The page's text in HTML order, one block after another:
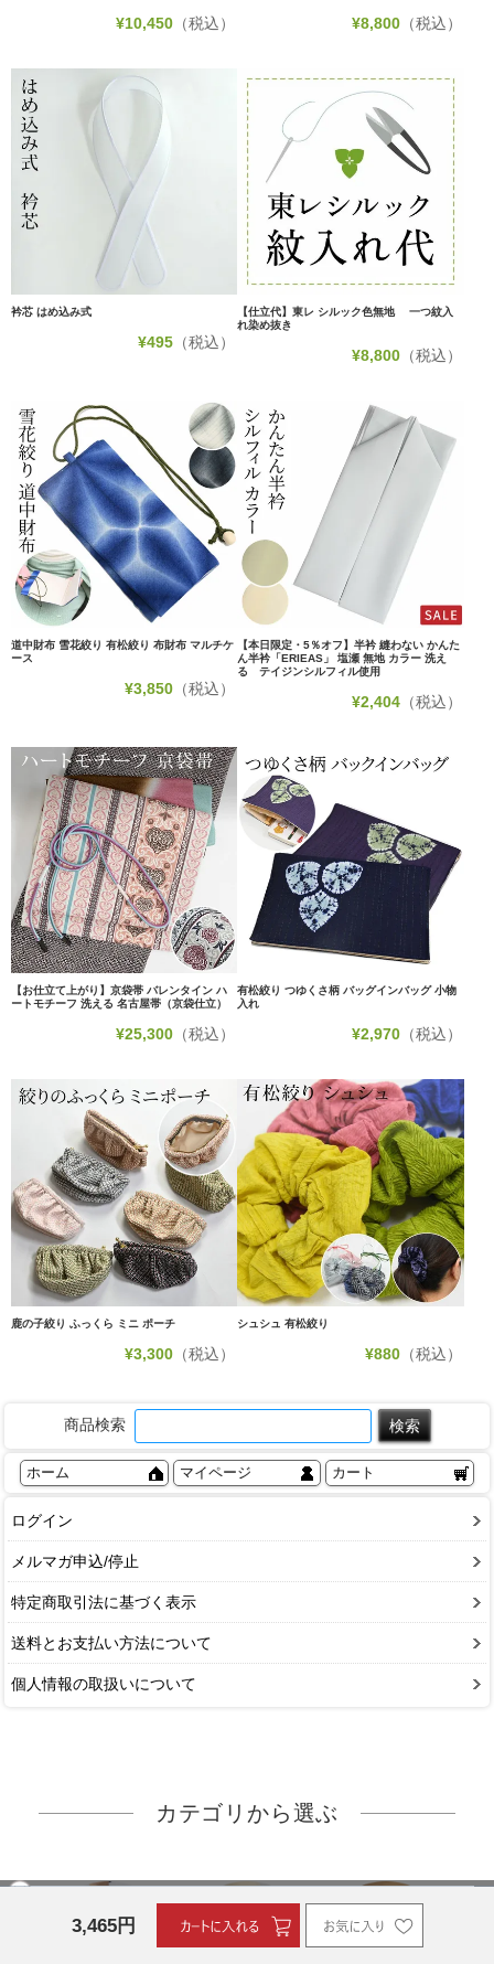
¥10,450 （税込） ¥8,800（税込）
衿芯 はめ込み式
¥495 （税込）
【仕立代】東レ シルック色無地 一つ紋入
れ染め抜き
¥8,800（税込）
道中財布 雪花絞り 有松絞り 布財布 マルチケ
ース
¥3,850 （税込）
【本日限定・5％オフ】半衿 縫わない かんた
ん半衿「ERIEAS」 塩瀬 無地 カラー 洗え
る テイジンシルフィル使用
¥2,404（税込）
【お仕立て上がり】京袋帯 バレンタイン ハ
ートモチーフ 洗える 名古屋帯（京袋仕立）
¥25,300 （税込）
有松絞り つゆくさ柄 バッグインバッグ 小物
入れ
¥2,970（税込）
鹿の子絞り ふっくら ミニ ポーチ
¥3,300 （税込）
シュシュ 有松絞り
¥880（税込）
商品検索
ホーム マイページ カート
ログイン
メルマガ申込/停止
特定商取引法に基づく表示
送料とお支払い方法について
個人情報の取扱いについて
3,465円
カテゴリから選ぶ